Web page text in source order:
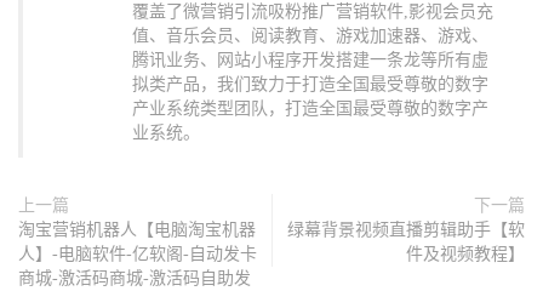
覆盖了微营销引流吸粉推广营销软件,影视会员充
值、音乐会员、阅读教育、游戏加速器、游戏、
腾讯业务、网站小程序开发搭建一条龙等所有虚
拟类产品，我们致力于打造全国最受尊敬的数字
产业系统类型团队，打造全国最受尊敬的数字产
业系统。
上一篇
淘宝营销机器人【电脑淘宝机器
人】-电脑软件-亿软阁-自动发卡
商城-激活码商城-激活码自助发
下一篇
绿幕背景视频直播剪辑助手【软
件及视频教程】